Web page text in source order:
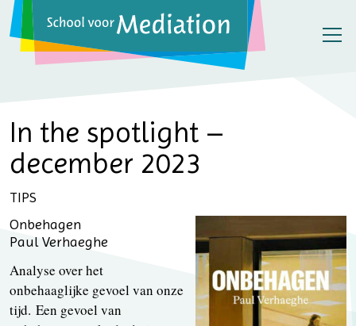
In the spotlight –
december 2023
TIPS
Onbehagen
Paul Verhaeghe
Analyse over het
onbehaaglijke gevoel van onze
tijd. Een gevoel van